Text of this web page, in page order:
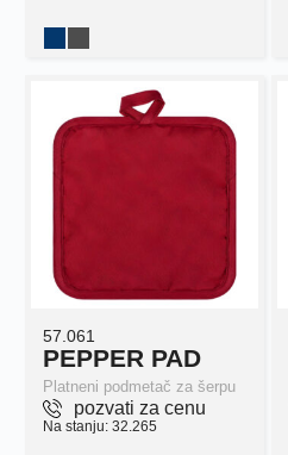
57.061
PEPPER PAD
Platneni podmetač za šerpu
pozvati za cenu
Na stanju: 32.265